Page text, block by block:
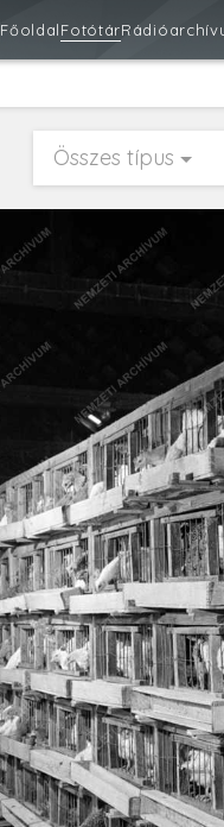
FőoldalFotótár
Összes típus